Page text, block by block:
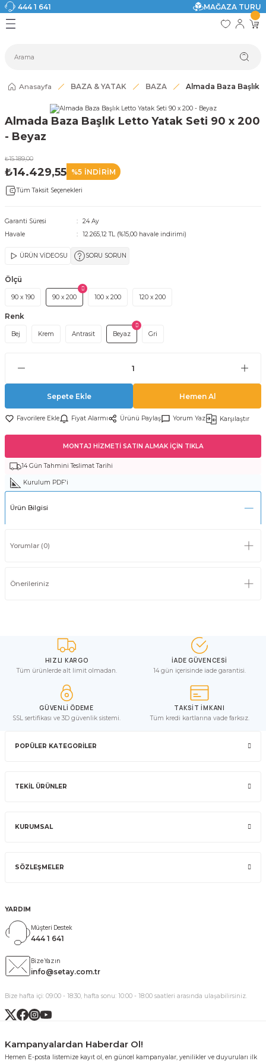
444 1 641
MAĞAZA TURU
Geri Dön
Modelleri
Geri Dön
Geri Dön
Geri Dön
Geri Dön
Geri Dön
Anasayfa BAZA & YATAK BAZA Almada Baza Başlık
Almada Baza Başlık Letto Yatak Seti 90 x 200
- Beyaz
₺15.189,00
₺14.429,55 %5 İNDİRİM
Tüm Taksit Seçenekleri
Garanti Süresi
24 Ay
Havale
12.265,12 TL (%15,00 havale indirimi)
ÜRÜN VİDEOSU SORU SORUN
Ölçü
90 x 190 90 x 200 100 x 200 120 x 200
Renk
Bej Krem Antrasit Beyaz Gri
Sepete Ekle Hemen Al
Fiyat Alarmı Ürünü Paylaş Yorum Yaz Karşılaştır
MONTAJ HİZMETİ SATIN ALMAK İÇİN TIKLA
14 Gün Tahmini Teslimat Tarihi
Kurulum PDF'i
Ürün Bilgisi
Yorumlar (0)
Önerileriniz
HIZLI KARGO
Tüm ürünlerde alt limit olmadan.
İADE GÜVENCESİ
14 gün içerisinde iade garantisi.
GÜVENLİ ÖDEME
SSL sertifikası ve 3D güvenlik sistemi.
TAKSİT İMKANI
Tüm kredi kartlarına vade farksız.
POPÜLER KATEGORİLER
TEKİL ÜRÜNLER
KURUMSAL
SÖZLEŞMELER
YARDIM
Müşteri Destek
444 1 641
Bize Yazın
info@setay.com.tr
Bize hafta içi: 09:00 - 18:30, hafta sonu: 10:00 - 18:00 saatleri arasında ulaşabilirsiniz.
Kampanyalardan Haberdar Ol!
Hemen E-posta listemize kayıt ol, en güncel kampanyalar, yenilikler ve duyuruları ilk